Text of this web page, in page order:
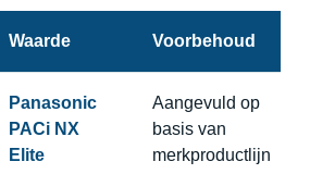
Waarde Voorbehoud
Panasonic
PACi NX
Elite
Aangevuld op
basis van
merkproductlijn